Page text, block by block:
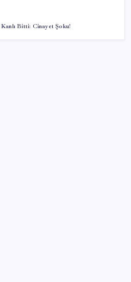
Kanlı Bitti: Cinayet Şoku!